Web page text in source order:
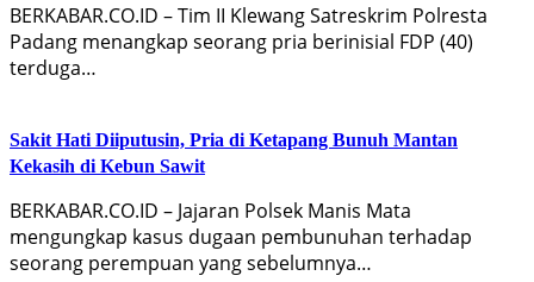
BERKABAR.CO.ID – Tim II Klewang Satreskrim Polresta
Padang menangkap seorang pria berinisial FDP (40)
terduga…
Sakit Hati Diiputusin, Pria di Ketapang Bunuh Mantan
Kekasih di Kebun Sawit
BERKABAR.CO.ID – Jajaran Polsek Manis Mata
mengungkap kasus dugaan pembunuhan terhadap
seorang perempuan yang sebelumnya…